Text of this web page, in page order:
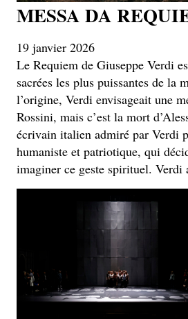
MESSA DA
19 janvier 2026
Le Requiem de Giuseppe Verdi
sacrées les plus puissantes de la
l’origine, Verdi envisageait une
Rossini, mais c’est la mort
écrivain italien admiré par Verdi
humaniste et patriotique, qui
imaginer ce geste spirituel.